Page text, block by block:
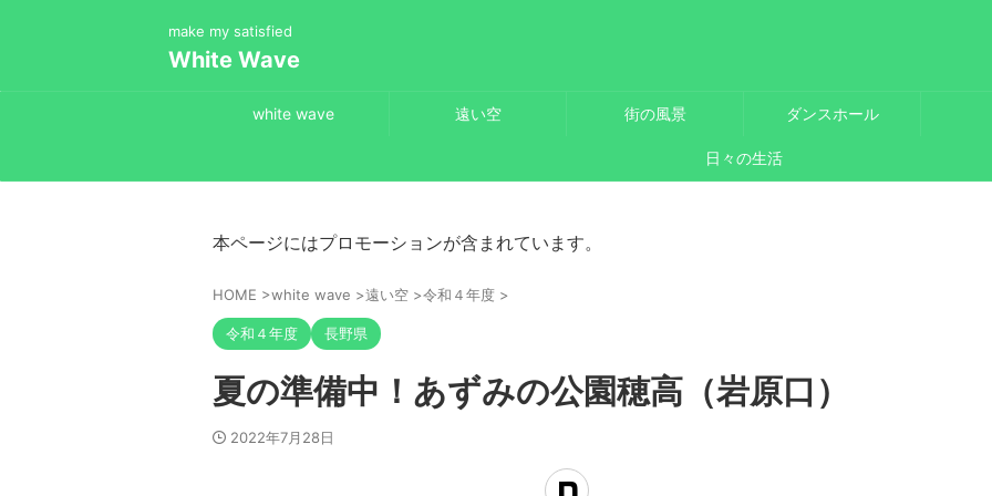
make my satisfied
White Wave
white wave 遠い空 街の風景 ダンスホール
日々の生活
本ページにはプロモーションが含まれています。
HOME >white wave >遠い空 >令和４年度 >
令和４年度 長野県
夏の準備中！あずみの公園穂高（岩原口）
2022年7月28日